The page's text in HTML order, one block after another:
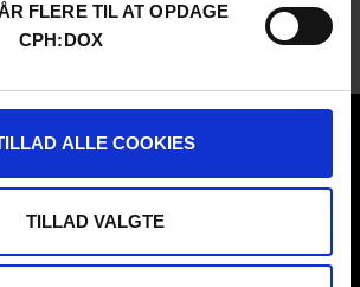
FLERE TIL AT OPDAGE
CPH:DOX
ALLE COOKIES
TILLAD VALGTE
South Africa
Durban FilmMart Institute (DFMI)